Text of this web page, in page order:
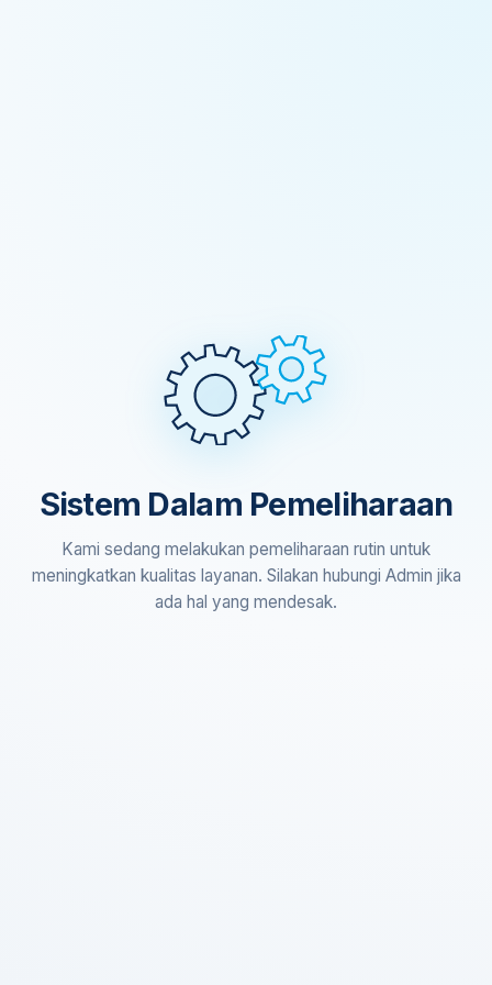
Sistem Dalam Pemeliharaan
Kami sedang melakukan pemeliharaan rutin untuk
meningkatkan kualitas layanan. Silakan hubungi Admin jika
ada hal yang mendesak.